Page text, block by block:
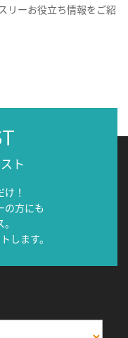
リーお役立ち情報をご紹
ト
！
の方にも
します。